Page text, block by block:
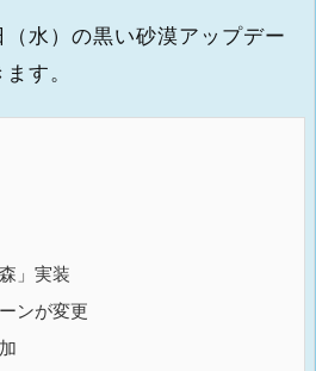
水）の黒い砂漠アップデー
す。
」実装
ンが変更